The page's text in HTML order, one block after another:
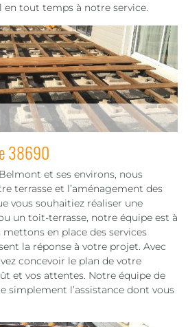
en tout temps à notre service.
38690
et ses environs, nous
terrasse et l’aménagement des
vous souhaitiez réaliser une
un toit-terrasse, notre équipe est à
en place des services
la réponse à votre projet. Avec
concevoir le plan de votre
et vos attentes. Notre équipe de
simplement l’assistance dont vous